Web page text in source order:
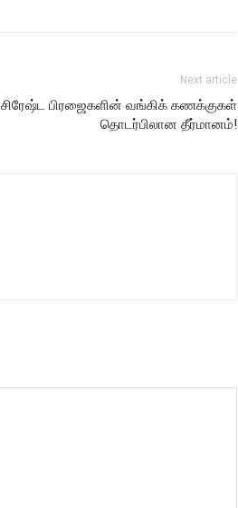
Next article
சிரேஷ்ட பிரஜைகளின் வங்கிக் கணக்குகள்
தொடர்பிலான தீர்மானம்!